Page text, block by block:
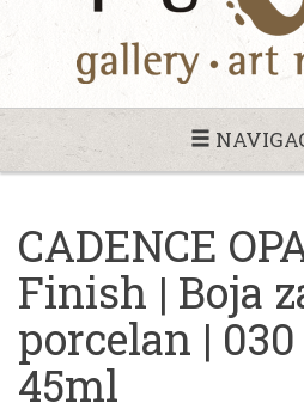
CADENCE
Finish | Boja
porcelan |
45ml